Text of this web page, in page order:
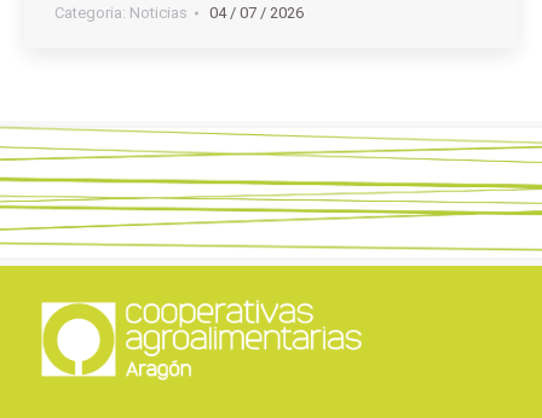
Categoria: Noticias 04 / 07 / 2026